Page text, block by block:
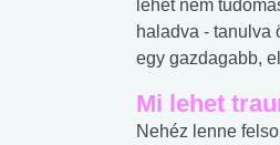
lehet nem
haladva - tanulva
egy gazdagabb,
Mi lehet
Nehéz lenne